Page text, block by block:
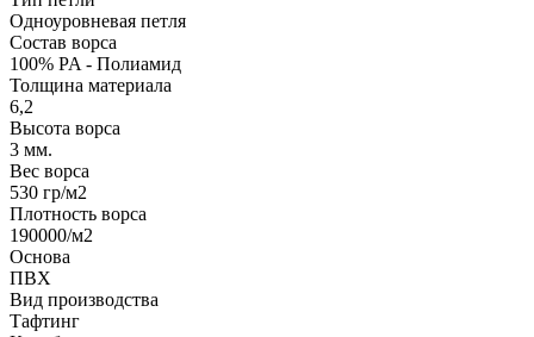
Одноуровневая петля
Состав ворса
100% PA - Полиамид
Толщина материала
6,2
Высота ворса
3 мм.
Вес ворса
530 гр/м2
Плотность ворса
190000/м2
Основа
ПВХ
Вид производства
Тафтинг